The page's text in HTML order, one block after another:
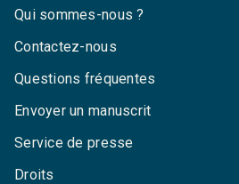
Qui sommes-nous ?
Contactez-nous
Questions fréquentes
Envoyer un manuscrit
Service de presse
Droits